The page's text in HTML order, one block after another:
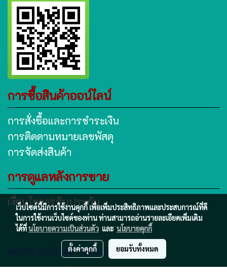
การซื้อสินค้าออน์ไลน์
การสั่งซื้อและการชำระเงิน
การติดตามหมายเลขพัสดุ
การจัดส่งสินค้า
การดูแลหลังการขาย
เงื่อนไขการรับประกัน
www.subtanyanan.com
เว็บไซต์นี้มีการใช้งานคุกกี้ เพื่อเพิ่มประสิทธิภาพและประสบการณ์ที่ดี
ในการใช้งานเว็บไซต์ของท่าน ท่านสามารถอ่านรายละเอียดเพิ่มเติม
ได้ที่นโยบายความเป็นส่วนตัว และ นโยบายคุกกี้
ตั้งค่าคุกกี้ ยอมรับทั้งหมด